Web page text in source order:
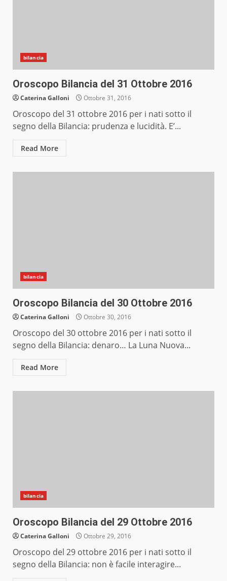
bilancia
Oroscopo Bilancia del 31 Ottobre 2016
Caterina Galloni Ottobre 31, 2016
Oroscopo del 31 ottobre 2016 per i nati sotto il
segno della Bilancia: prudenza e lucidità. E’...
Read More
bilancia
Oroscopo Bilancia del 30 Ottobre 2016
Caterina Galloni Ottobre 30, 2016
Oroscopo del 30 ottobre 2016 per i nati sotto il
segno della Bilancia: denaro… La Luna Nuova...
Read More
bilancia
Oroscopo Bilancia del 29 Ottobre 2016
Caterina Galloni Ottobre 29, 2016
Oroscopo del 29 ottobre 2016 per i nati sotto il
segno della Bilancia: non è facile interagire...